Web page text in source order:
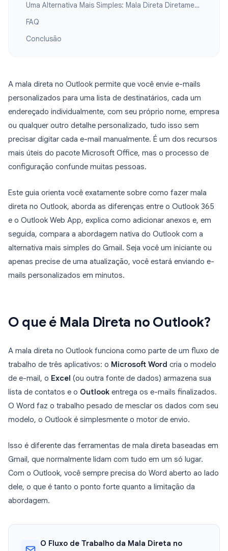
Uma Alternativa Mais Simples: Mala Direta Diretamente no Gmail
FAQ
Conclusão
A mala direta no Outlook permite que você envie e-mails
personalizados para uma lista de destinatários, cada um
endereçado individualmente, com seu próprio nome, empresa
ou qualquer outro detalhe personalizado, tudo isso sem
precisar digitar cada e-mail manualmente. É um dos recursos
mais úteis do pacote Microsoft Office, mas o processo de
configuração confunde muitas pessoas.
Este guia orienta você exatamente sobre como fazer mala
direta no Outlook, aborda as diferenças entre o Outlook 365
e o Outlook Web App, explica como adicionar anexos e, em
seguida, compara a abordagem nativa do Outlook com a
alternativa mais simples do Gmail. Seja você um iniciante ou
apenas precise de uma atualização, você estará enviando e-
mails personalizados em minutos.
O que é Mala Direta no Outlook?
A mala direta no Outlook funciona como parte de um fluxo de
trabalho de três aplicativos: o Microsoft Word cria o modelo
de e-mail, o Excel (ou outra fonte de dados) armazena sua
lista de contatos e o Outlook entrega os e-mails finalizados.
O Word faz o trabalho pesado de mesclar os dados com seu
modelo, o Outlook é simplesmente o motor de envio.
Isso é diferente das ferramentas de mala direta baseadas em
Gmail, que normalmente lidam com tudo em um só lugar.
Com o Outlook, você sempre precisa do Word aberto ao lado
dele, o que é tanto o ponto forte quanto a limitação da
abordagem.
O Fluxo de Trabalho da Mala Direta no